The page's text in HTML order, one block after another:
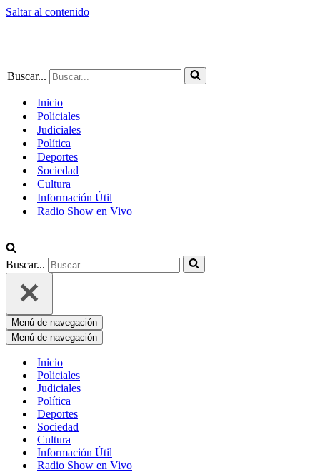
Saltar al contenido
Buscar...
Inicio
Policiales
Judiciales
Política
Deportes
Sociedad
Cultura
Información Útil
Radio Show en Vivo
Buscar...
Menú de navegación
Menú de navegación
Inicio
Policiales
Judiciales
Política
Deportes
Sociedad
Cultura
Información Útil
Radio Show en Vivo